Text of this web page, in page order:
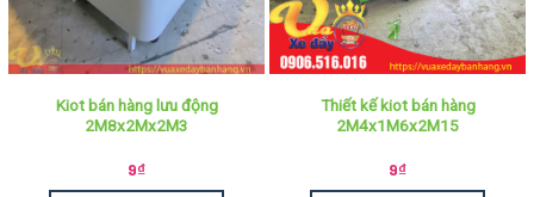
Kiot bán hàng lưu động
2M8x2Mx2M3
9₫
Thiết kế kiot bán hàng
2M4x1M6x2M15
9₫